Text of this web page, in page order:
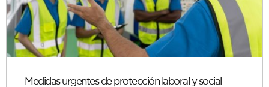
Medidas urgentes de protección laboral y social